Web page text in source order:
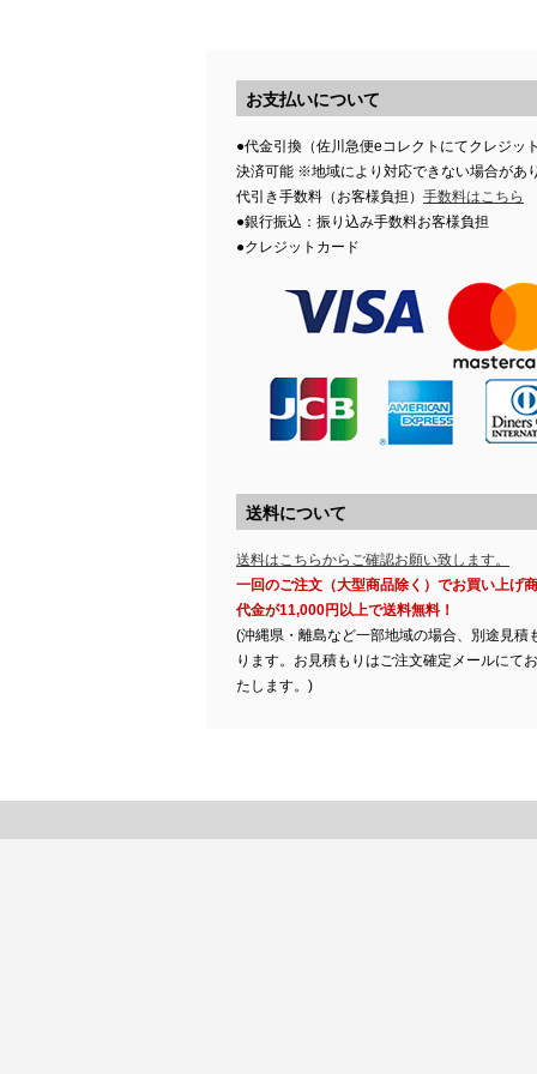
お支払いについて
●代金引換（佐川急便eコレクトにてクレジッ
決済可能 ※地域により対応できない場合があ
代引き手数料（お客様負担） 手数料はこちら
●銀行振込：振り込み手数料お客様負担
●クレジットカード
送料について
送料はこちらからご確認お願い致します。
一回のご注文（大型商品除く）でお買い上げ
代金が11,000円以上で送料無料！
(沖縄県・離島など一部地域の場合、別途見積
ります。お見積もりはご注文確定メールにて
たします。)